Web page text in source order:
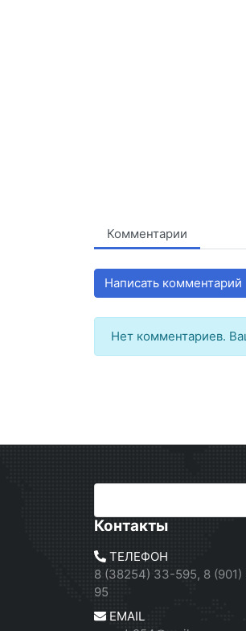
Комментарии
Написать комментарий
Нет комментариев.
Контакты
ТЕЛЕФОН
8 (38254) 33-595, 8
95
EMAIL